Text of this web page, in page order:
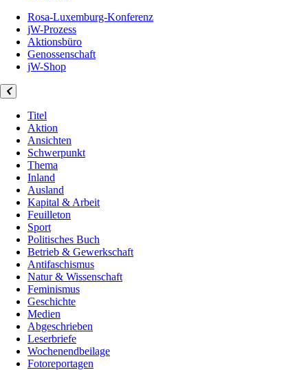
Rosa-Luxemburg-Konferenz
jW-Prozess
Aktionsbüro
Genossenschaft
jW-Shop
Titel
Aktion
Ansichten
Schwerpunkt
Thema
Inland
Ausland
Kapital & Arbeit
Feuilleton
Sport
Politisches Buch
Betrieb & Gewerkschaft
Antifaschismus
Natur & Wissenschaft
Feminismus
Geschichte
Medien
Abgeschrieben
Leserbriefe
Wochenendbeilage
Fotoreportagen